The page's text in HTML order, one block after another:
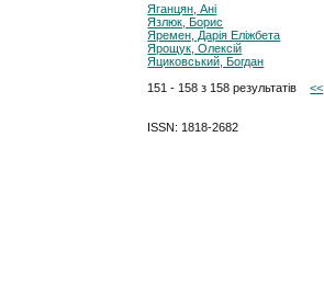
Яганцян, Ані
Язлюк, Борис
Яремен, Дарія Еліжбета
Ярощук, Олексій
Яциковський, Богдан
151 - 158 з 158 результатів<<
ISSN: 1818-2682